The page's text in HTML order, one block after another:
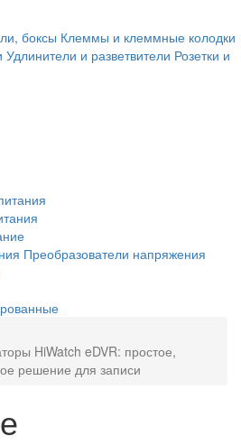
боксы Клеммы и клеммные колодки
Удлинители и разветвители Розетки и
Преобразователи напряжения
HiWatch eDVR: простое,
решение для записи